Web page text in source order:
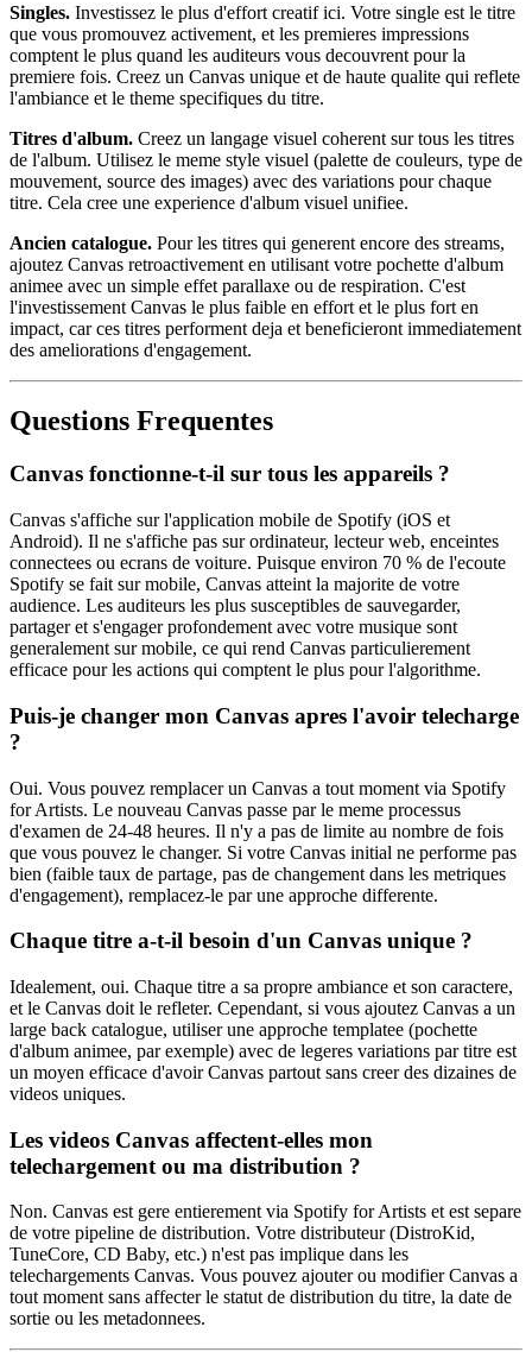
Singles. Investissez le plus d'effort creatif ici. Votre single est le titre
que vous promouvez activement, et les premieres impressions
comptent le plus quand les auditeurs vous decouvrent pour la
premiere fois. Creez un Canvas unique et de haute qualite qui reflete
l'ambiance et le theme specifiques du titre.
Titres d'album. Creez un langage visuel coherent sur tous les titres
de l'album. Utilisez le meme style visuel (palette de couleurs, type de
mouvement, source des images) avec des variations pour chaque
titre. Cela cree une experience d'album visuel unifiee.
Ancien catalogue. Pour les titres qui generent encore des streams,
ajoutez Canvas retroactivement en utilisant votre pochette d'album
animee avec un simple effet parallaxe ou de respiration. C'est
l'investissement Canvas le plus faible en effort et le plus fort en
impact, car ces titres performent deja et beneficieront immediatement
des ameliorations d'engagement.
Questions Frequentes
Canvas fonctionne-t-il sur tous les appareils ?
Canvas s'affiche sur l'application mobile de Spotify (iOS et
Android). Il ne s'affiche pas sur ordinateur, lecteur web, enceintes
connectees ou ecrans de voiture. Puisque environ 70 % de l'ecoute
Spotify se fait sur mobile, Canvas atteint la majorite de votre
audience. Les auditeurs les plus susceptibles de sauvegarder,
partager et s'engager profondement avec votre musique sont
generalement sur mobile, ce qui rend Canvas particulierement
efficace pour les actions qui comptent le plus pour l'algorithme.
Puis-je changer mon Canvas apres l'avoir telecharge
?
Oui. Vous pouvez remplacer un Canvas a tout moment via Spotify
for Artists. Le nouveau Canvas passe par le meme processus
d'examen de 24-48 heures. Il n'y a pas de limite au nombre de fois
que vous pouvez le changer. Si votre Canvas initial ne performe pas
bien (faible taux de partage, pas de changement dans les metriques
d'engagement), remplacez-le par une approche differente.
Chaque titre a-t-il besoin d'un Canvas unique ?
Idealement, oui. Chaque titre a sa propre ambiance et son caractere,
et le Canvas doit le refleter. Cependant, si vous ajoutez Canvas a un
large back catalogue, utiliser une approche templatee (pochette
d'album animee, par exemple) avec de legeres variations par titre est
un moyen efficace d'avoir Canvas partout sans creer des dizaines de
videos uniques.
Les videos Canvas affectent-elles mon
telechargement ou ma distribution ?
Non. Canvas est gere entierement via Spotify for Artists et est separe
de votre pipeline de distribution. Votre distributeur (DistroKid,
TuneCore, CD Baby, etc.) n'est pas implique dans les
telechargements Canvas. Vous pouvez ajouter ou modifier Canvas a
tout moment sans affecter le statut de distribution du titre, la date de
sortie ou les metadonnees.